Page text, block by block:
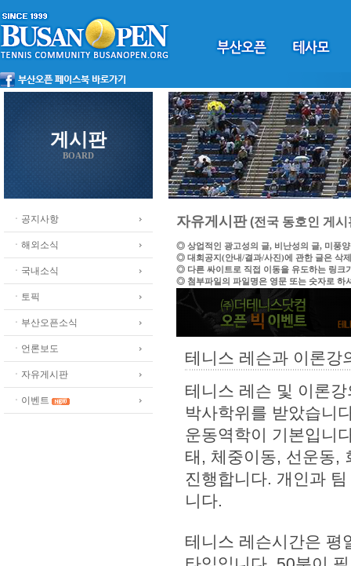
게시판
BOARD
ㆍ공지사항
ㆍ해외소식
ㆍ국내소식
ㆍ토픽
ㆍ부산오픈소식
ㆍ언론보도
ㆍ자유게시판
ㆍ이벤트
자유게시판(전국 동호인 게시
◎ 상업적인 광고성의 글, 비난성의 글, 미풍
◎ 대회공지(안내/결과/사진)에 관한 글은 삭
◎ 다른 싸이트로 직접 이동을 유도하는 링크
◎ 첨부파일의 파일명은 영문 또는 숫자로 하
테니스 레슨과 이론강
테니스 레슨 및 이론
박사학위를 받았습니
운동역학이 기본입니
태, 체중이동, 선운동,
진행합니다. 개인과
니다.
테니스 레슨시간은 평